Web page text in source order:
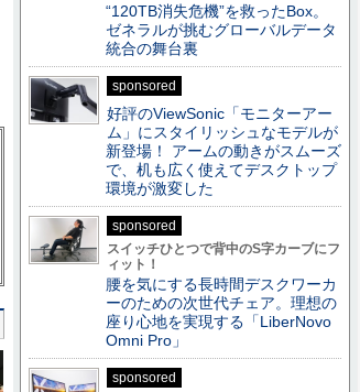
“120TB消失危機”を救ったBox。
ゼネラルが挑むグローバルデータ
統合の舞台裏
sponsored
好評のViewSonic「モニターアー
ム」にスタイリッシュなモデルが
新登場！ アームの動きがスムーズ
で、机も広く使えてデスクトップ
環境が激変した
sponsored
スイッチひとつで背中のS字カーブにフ
ィット！
腰を気にする長時間デスクワーカ
ーのための次世代チェア。理想の
座り心地を実現する「LiberNovo
Omni Pro」
sponsored